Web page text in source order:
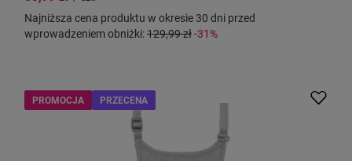
Najniższa cena produktu w okresie 30 dni przed
wprowadzeniem obniżki:129,99 zł-31%
PROMOCJA PRZECENA